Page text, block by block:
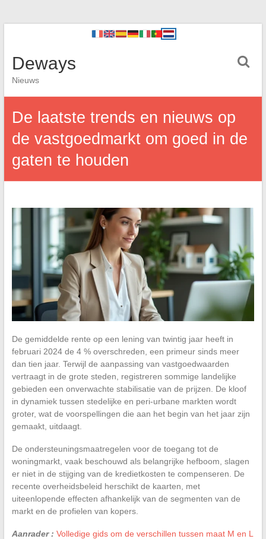
Deways
Nieuws
De laatste trends en nieuws op
de vastgoedmarkt om goed in de
gaten te houden
De gemiddelde rente op een lening van twintig jaar heeft in
februari 2024 de 4 % overschreden, een primeur sinds meer
dan tien jaar. Terwijl de aanpassing van vastgoedwaarden
vertraagt in de grote steden, registreren sommige landelijke
gebieden een onverwachte stabilisatie van de prijzen. De kloof
in dynamiek tussen stedelijke en peri-urbane markten wordt
groter, wat de voorspellingen die aan het begin van het jaar zijn
gemaakt, uitdaagt.
De ondersteuningsmaatregelen voor de toegang tot de
woningmarkt, vaak beschouwd als belangrijke hefboom, slagen
er niet in de stijging van de kredietkosten te compenseren. De
recente overheidsbeleid herschikt de kaarten, met
uiteenlopende effecten afhankelijk van de segmenten van de
markt en de profielen van kopers.
Aanrader : Volledige gids om de verschillen tussen maat M en L